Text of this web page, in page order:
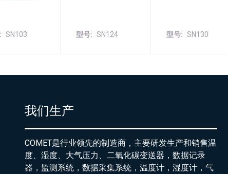
SN103 型号 SN124 型号 SN130
我们生产
COMET是行业领先的制造商，主要研发生产和销售温
度、湿度、大气压力、二氧化碳变送器，数据记录
器，监测系统，数据采集系统，温度计，湿度计，气